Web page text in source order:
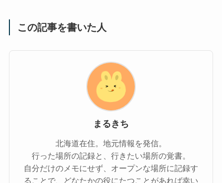
この記事を書いた人
まるきち
北海道在住。地元情報を発信。
行った場所の記録と、行きたい場所の覚書。
自分だけのメモにせず、オープンな場所に記録す
ることで、どなたかの役にたつことがあれば幸い